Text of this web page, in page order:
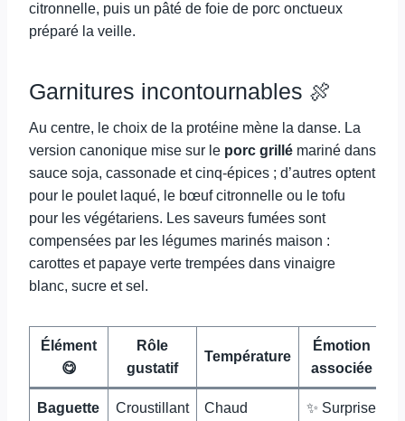
citronnelle, puis un pâté de foie de porc onctueux
préparé la veille.
Garnitures incontournables 🍖
Au centre, le choix de la protéine mène la danse. La
version canonique mise sur le porc grillé mariné dans
sauce soja, cassonade et cinq-épices ; d’autres optent
pour le poulet laqué, le bœuf citronnelle ou le tofu
pour les végétariens. Les saveurs fumées sont
compensées par les légumes marinés maison :
carottes et papaye verte trempées dans vinaigre
blanc, sucre et sel.
Élément
😋
Rôle
gustatif
Température
Émotion
associée
Baguette Croustillant Chaud ✨ Surprise